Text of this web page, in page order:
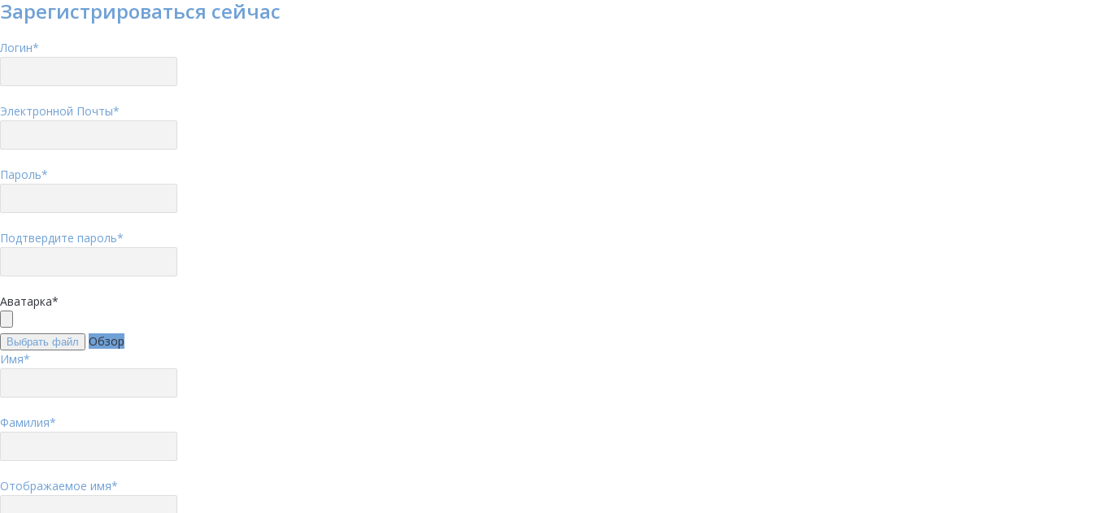
Зарегистрироваться сейчас
Логин*
Электронной Почты*
Пароль*
Подтвердите пароль*
Аватарка*
Выбрать файл
Обзор
Имя*
Фамилия*
Отображаемое имя*